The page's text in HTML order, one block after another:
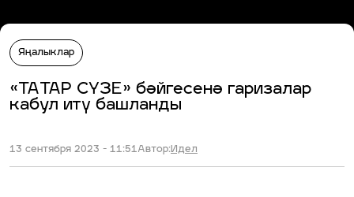
Яңалыклар
«ТАТАР СҮЗЕ» бәйгесенә гаризалар
кабул итү башланды
13 сентября 2023 - 11:51Автор:Идел